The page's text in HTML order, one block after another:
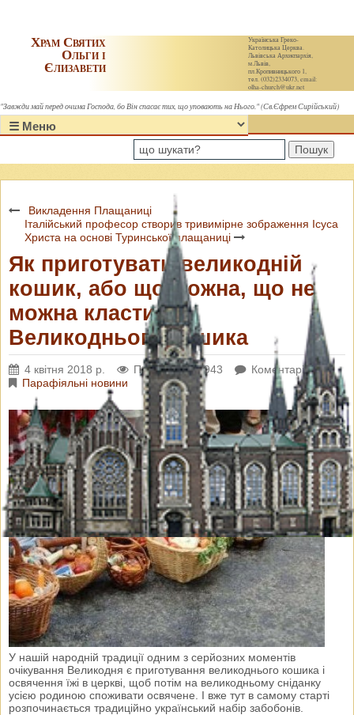
Українська Греко-
Католицька Церква.
Львівська Архиєпархія,
м.Львів,
пл.Кропивницького 1,
тел. (032)2334073, email:
olha-church@ukr.net
Храм Святих
Ольги і
Єлизавети
"Завжди май перед очима Господа, бо Він спасає тих, що уповають на Нього." (Св.Єфрем Сирійський)
Пошук
Викладення Плащаниці
Італійський професор створив тривимірне зображення Ісуса
Христа на основі Туринської плащаниці
Як приготувати великодній
кошик, або що можна, що не
можна класти до
Великоднього кошика
4 квітня 2018 р. Переглядів: 4943
Коментарі: 0
Парафіяльні новини
У нашій народній традиції одним з серйозних моментів
очікування Великодня є приготування великоднього кошика і
освячення їжі в церкві, щоб потім на великодньому сніданку
усією родиною споживати освячене. І вже тут в самому старті
розпочинається традиційно український набір забобонів.